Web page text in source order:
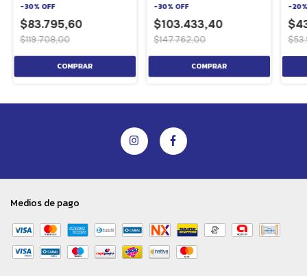
-30% OFF
$83.795,60
$119.708,00
-30% OFF
$103.433,40
$147.762,00
-20
Medios de pago